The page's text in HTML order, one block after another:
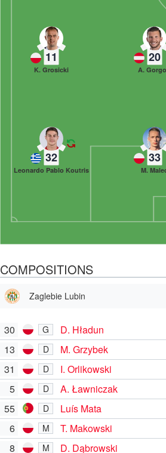
32
Leonardo Pablo Koutris
33
M.
11
K. Grosicki
20
A.
COMPOSITIONS
Zaglebie Lubin
30 G
D. Hładun
13
D
M. Grzybek
31
D
I. Orlikowski
5
D
A. Ławniczak
55
D
Luís Mata
6
M
T. Makowski
8
M
D. Dąbrowski